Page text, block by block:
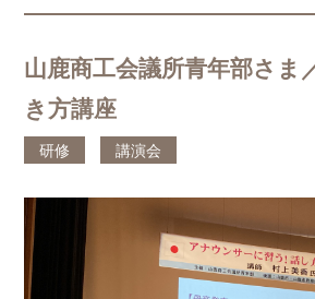
山鹿商工会議所青年部さま
き方講座
研修 講演会